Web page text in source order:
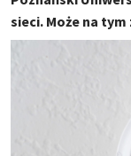
sieci. Może na tym